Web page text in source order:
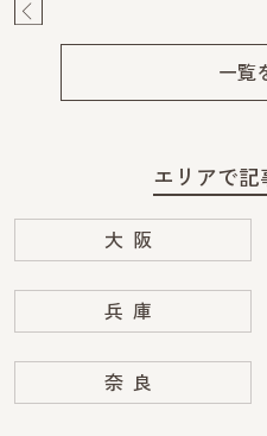
一覧
エリアで記
大阪
兵庫
奈良